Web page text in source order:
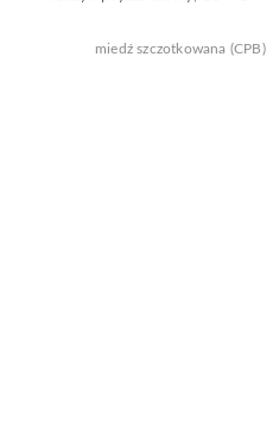
miedź szczotkowana (CPB)